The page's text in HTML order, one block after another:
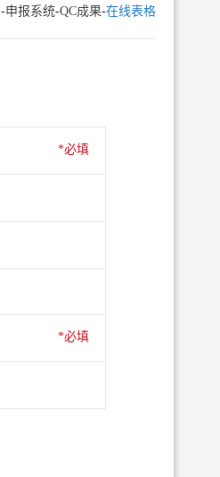
-申报系统-QC成果-在线表格
*必填
*必填